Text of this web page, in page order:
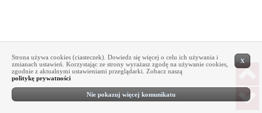
X
Strona używa cookies (ciasteczek). Dowiedz się więcej o celu ich używania i
zmianach ustawień. Korzystając ze strony wyrażasz zgodę na używanie cookies,
zgodnie z aktualnymi ustawieniami przeglądarki. Zobacz naszą
politykę prywatności
Nie pokazuj więcej komunikatu